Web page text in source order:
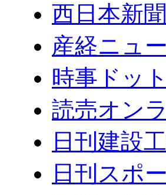
西日本新聞
産経ニュ
時事ドッ
読売オン
日刊建設
日刊スポ